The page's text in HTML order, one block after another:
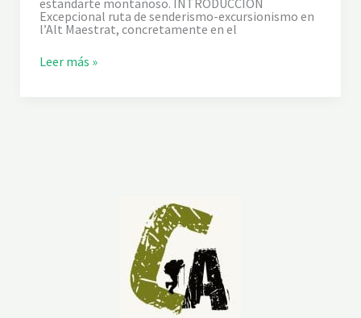
Excepcional ruta de senderismo-excursionismo en
l’Alt Maestrat, concretamente en el
ELeer más »